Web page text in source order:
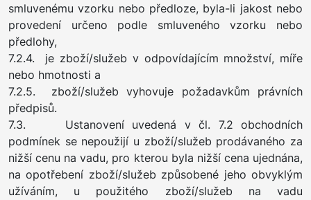
smluvenému vzorku nebo předloze, byla-li jakost nebo
provedení určeno podle smluveného vzorku nebo
předlohy,
7.2.4. je zboží/služeb v odpovídajícím množství, míře
nebo hmotnosti a
7.2.5. zboží/služeb vyhovuje požadavkům právních
předpisů.
7.3. Ustanovení uvedená v čl. 7.2 obchodních
podmínek se nepoužijí u zboží/služeb prodávaného za
nižší cenu na vadu, pro kterou byla nižší cena ujednána,
na opotřebení zboží/služeb způsobené jeho obvyklým
užíváním, u použitého zboží/služeb na vadu